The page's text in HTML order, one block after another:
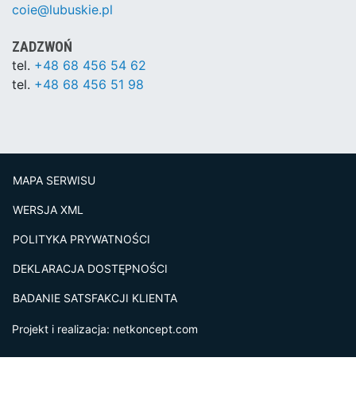
coie@lubuskie.pl
ZADZWOŃ
tel. +48 68 456 54 62
tel. +48 68 456 51 98
MAPA SERWISU
WERSJA XML
POLITYKA PRYWATNOŚCI
DEKLARACJA DOSTĘPNOŚCI
BADANIE SATSFAKCJI KLIENTA
Projekt i realizacja: netkoncept.com